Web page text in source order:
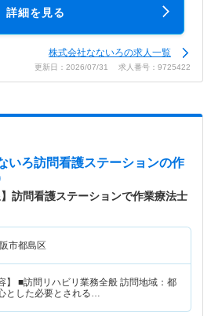
詳細を見る
株式会社なないろの求人一覧
更新日：2026/07/31 求人番号：9725422
いろ訪問看護ステーションの作
訪問看護ステーションで作業療法士
市都島区
】 ■訪問リハビリ業務全般 訪問地域：都
とした必要とされる…